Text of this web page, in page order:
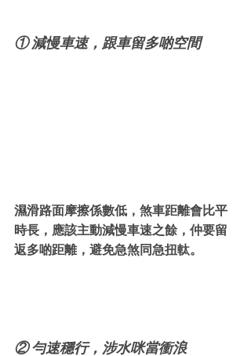
① 減慢車速，跟車留多啲空間
濕滑路面摩擦係數低，煞車距離會比平
時長，應該主動減慢車速之餘，仲要留
返多啲距離，避免急煞同急扭軚。
② 勻速穩行，涉水咪當衝浪